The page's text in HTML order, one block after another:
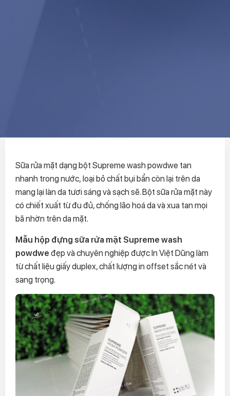
Sữa rửa mặt dạng bột Supreme wash powdwe tan
nhanh trong nước, loại bỏ chất bụi bẩn còn lại trên da
mang lại làn da tươi sáng và sạch sẽ. Bột sữa rửa mặt này
có chiết xuất từ đu đủ, chống lão hoá da và xua tan mọi
bã nhờn trên da mặt.
Mẫu hộp đựng sữa rửa mặt Supreme wash
powdwe đẹp và chuyên nghiệp được In Việt Dũng làm
từ chất liệu giấy duplex, chất lượng in offset sắc nét và
sang trọng.